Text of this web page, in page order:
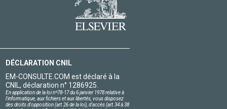
DÉCLARATION CNIL
EM-CONSULTE.COM est déclaré à la
CNIL, déclaration n° 1286925.
En application de la loi nº78-17 du 6 janvier 1978 relative à
l'informatique, aux fichiers et aux libertés, vous disposez
des droits d'opposition (art.26 de la loi), d'accès (art.34 à 38